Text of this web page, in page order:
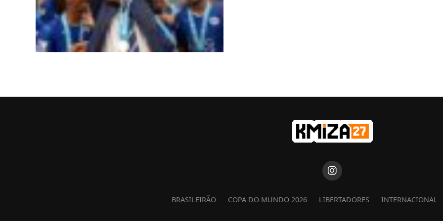
BRASILEIRÃO COPA DO MUNDO 2026 LIBERTADORES INTERNACIONAL